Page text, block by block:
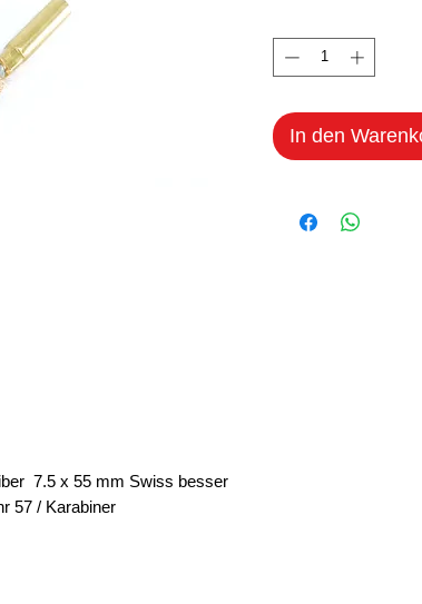
7.5 x 55 mm Swiss besser
57 / Karabiner
In den